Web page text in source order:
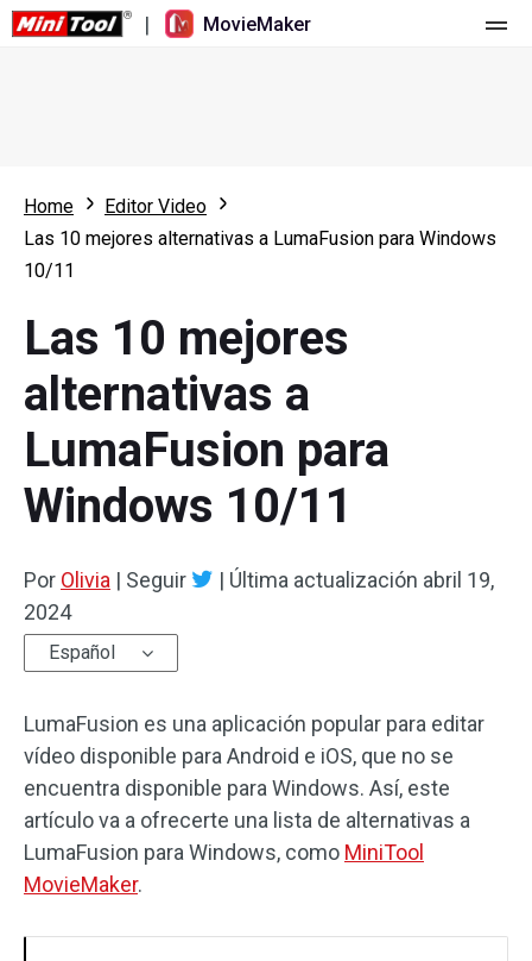
| MovieMaker
Novedades
Edición multipista
Relación de aspecto
Velocidad/Marcha atrás
Recortar/Dividir/Cortar
Efectos de audio
Texto/Elemento
Color de vídeo
Rotar/Voltear
Procesamiento por lotes
Recursos
Trucos para editar vídeo
Grabador de pantalla
Convertidor de vídeo
Descargador de vídeos online
Home
Editor Video
Las 10 mejores alternativas a LumaFusion para Windows
10/11
Las 10 mejores
alternativas a
LumaFusion para
Windows 10/11
Por Olivia | Seguir | Última actualización abril 19,
2024
Español
LumaFusion es una aplicación popular para editar
vídeo disponible para Android e iOS, que no se
encuentra disponible para Windows. Así, este
artículo va a ofrecerte una lista de alternativas a
LumaFusion para Windows, como MiniTool
MovieMaker.